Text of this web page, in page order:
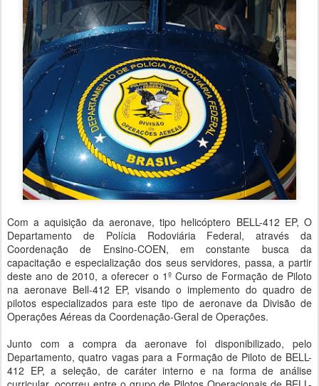
Com a aquisição da aeronave, tipo helicóptero BELL-412 EP, O
Departamento de Polícia Rodoviária Federal, através da
Coordenação de Ensino-COEN, em constante busca da
capacitação e especialização dos seus servidores, passa, a partir
deste ano de 2010, a oferecer o 1º Curso de Formação de Piloto
na aeronave Bell-412 EP, visando o implemento do quadro de
pilotos especializados para este tipo de aeronave da Divisão de
Operações Aéreas da Coordenação-Geral de Operações.
Junto com a compra da aeronave foi disponibilizado, pelo
Departamento, quatro vagas para a Formação de Piloto de BELL-
412 EP, a seleção, de caráter interno e na forma de análise